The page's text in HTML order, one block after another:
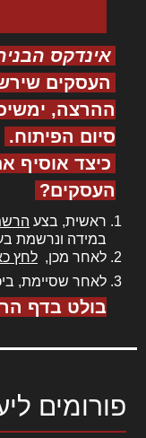
אינדקס
העסקים
ההרצה,
סיום הפיתוח.
כיצד אוסיף
העסקים?
ראשית, בצע
במידה ונרשמת
לאחר מכן, לחץ
לאחר שסיימת,
בולט בדף
פורומים